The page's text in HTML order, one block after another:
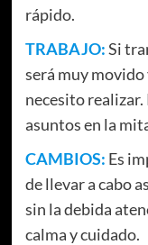
rápido.
TRABAJO:Si
será muy
necesito
asuntos en la
CAMBIOS: Es
de llevar a cabo
sin la debida
calma y cuidado.